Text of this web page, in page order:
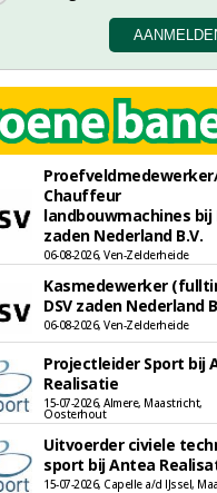
Chauffeur
landbouwmachines bij
zaden Nederland B.V.
06-08-2026, Ven-Zelderheide
Kasmedewerker
DSV zaden Nederland
06-08-2026, Ven-Zelderheide
Projectleider Sport bij
Realisatie
15-07-2026, Almere, Maastricht,
Oosterhout
Uitvoerder civiele
sport bij Antea
15-07-2026, Capelle a/d IJssel,